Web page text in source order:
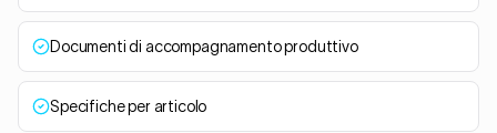
Documenti di accompagnamento produttivo
Specifiche per articolo